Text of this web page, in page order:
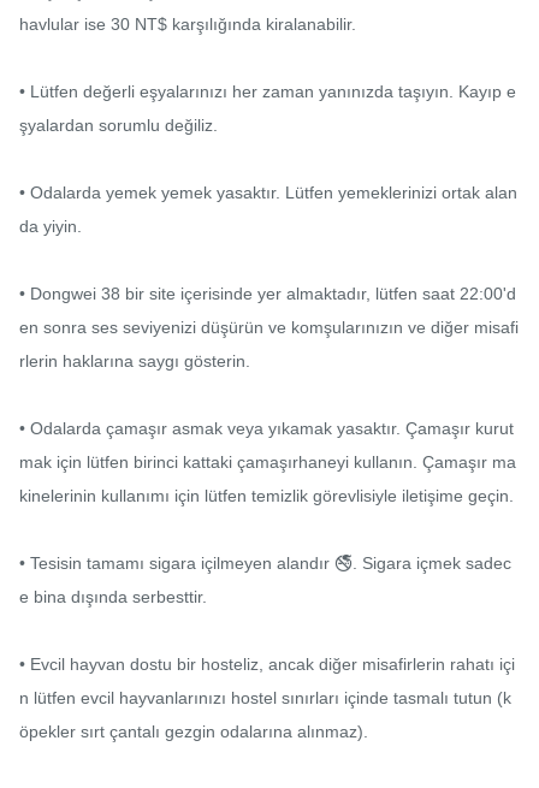
havlular ise 30 NT$ karşılığında kiralanabilir.
• Lütfen değerli eşyalarınızı her zaman yanınızda taşıyın. Kayıp e
şyalardan sorumlu değiliz.
• Odalarda yemek yemek yasaktır. Lütfen yemeklerinizi ortak alan
da yiyin.
• Dongwei 38 bir site içerisinde yer almaktadır, lütfen saat 22:00'd
en sonra ses seviyenizi düşürün ve komşularınızın ve diğer misafi
rlerin haklarına saygı gösterin.
• Odalarda çamaşır asmak veya yıkamak yasaktır. Çamaşır kurut
mak için lütfen birinci kattaki çamaşırhaneyi kullanın. Çamaşır ma
kinelerinin kullanımı için lütfen temizlik görevlisiyle iletişime geçin.
• Tesisin tamamı sigara içilmeyen alandır 🚭. Sigara içmek sadec
e bina dışında serbesttir.
• Evcil hayvan dostu bir hosteliz, ancak diğer misafirlerin rahatı içi
n lütfen evcil hayvanlarınızı hostel sınırları içinde tasmalı tutun (k
öpekler sırt çantalı gezgin odalarına alınmaz).